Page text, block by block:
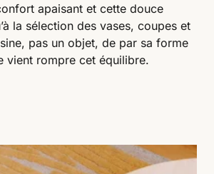
apaisant et cette douce
la sélection des vases, coupes et
pas un objet, de par sa forme
vient rompre cet équilibre.